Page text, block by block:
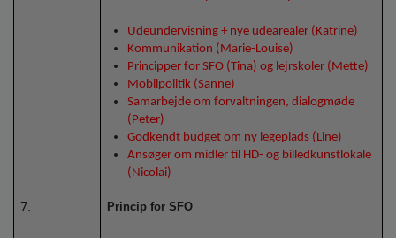
Udeundervisning + nye udearealer (Katrine)
Kommunikation (Marie-Louise)
Principper for SFO (Tina) og lejrskoler (Mette)
Mobilpolitik (Sanne)
Samarbejde om forvaltningen, dialogmøde
(Peter)
Godkendt budget om ny legeplads (Line)
Ansøger om midler til HD- og billedkunstlokale
(Nicolai)
7. Princip for SFO